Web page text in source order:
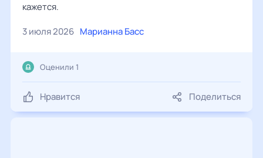
кажется.
3 июля 2026 Марианна Басс
Нравится Поделиться
Оценили 1